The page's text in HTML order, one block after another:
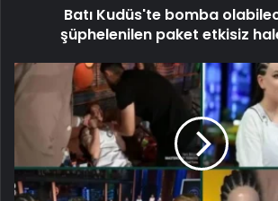
Batı Kudüs'te bomba
şüphelenilen paket etkisiz